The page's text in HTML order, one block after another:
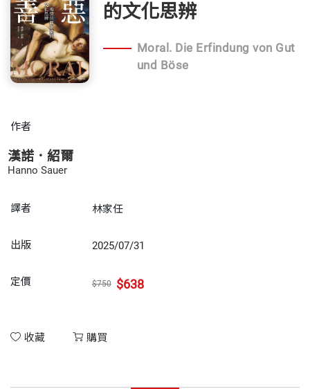
的文化思辨
Moral. Die Erfindung von Gut
und Böse
作者
漢諾．紹爾
Hanno Sauer
譯者 林家任
出版 2025/07/31
定價 $750 $638
收藏 購買